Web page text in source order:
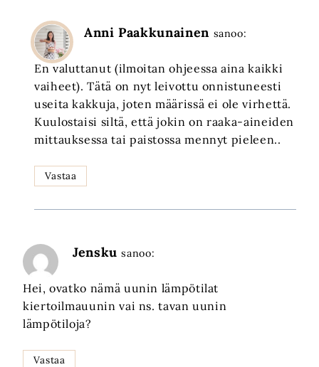
Anni Paakkunainen sanoo:
En valuttanut (ilmoitan ohjeessa aina kaikki
vaiheet). Tätä on nyt leivottu onnistuneesti
useita kakkuja, joten määrissä ei ole virhettä.
Kuulostaisi siltä, että jokin on raaka-aineiden
mittauksessa tai paistossa mennyt pieleen..
Vastaa
Jensku sanoo:
Hei, ovatko nämä uunin lämpötilat
kiertoilmauunin vai ns. tavan uunin
lämpötiloja?
Vastaa